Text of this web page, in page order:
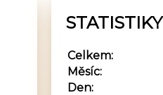
STATISTIKY
Celkem:
Měsíc:
Den: